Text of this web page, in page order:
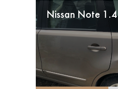
Nissan Note 1.4